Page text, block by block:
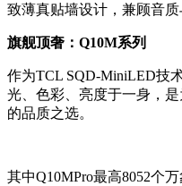
致薄真贴墙设计，兼顾音质
旗舰顶奢：Q10M系列
作为TCL SQD-MiniLED技
光、色彩、亮度于一身，
的品质之选。
其中Q10MPro最高8052个